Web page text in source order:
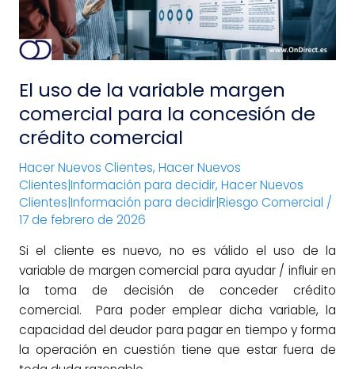
El uso de la variable margen
comercial para la concesión de
crédito comercial
Hacer Nuevos Clientes, Hacer Nuevos
Clientes|Información para decidir, Hacer Nuevos
Clientes|Información para decidir|Riesgo Comercial /
17 de febrero de 2026
Si el cliente es nuevo, no es válido el uso de la
variable de margen comercial para ayudar / influir en
la toma de decisión de conceder crédito
comercial. Para poder emplear dicha variable, la
capacidad del deudor para pagar en tiempo y forma
la operación en cuestión tiene que estar fuera de
comercial
para
la
de
crédito
comercial